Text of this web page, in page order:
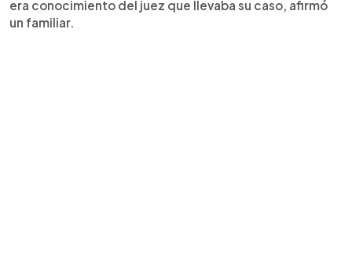
era conocimiento del juez que llevaba su caso, afirmó
un familiar.